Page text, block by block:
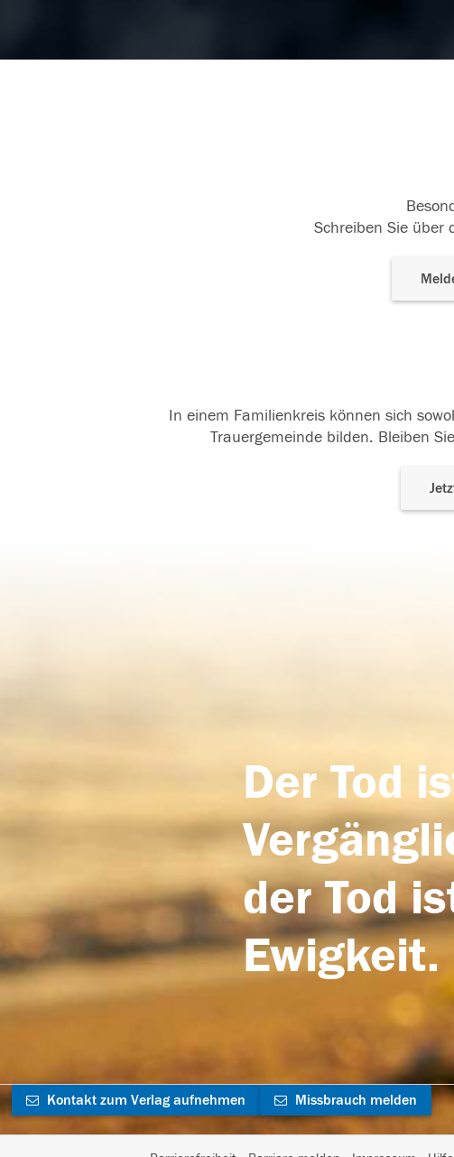
Schreiben Sie über
In einem Familienkreis können sich
Trauergemeinde bilden. Bleiben
Der Tod
der Tod
Ewigkeit.
Kontakt zum Verlag aufnehmen Missbrauch melden